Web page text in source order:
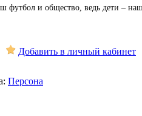
футбол и общество, ведь дети –
Добавить в личный кабинет
Персона